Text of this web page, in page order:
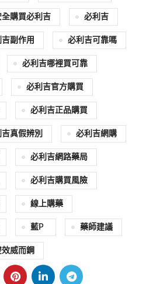
全購買必利吉 必利吉
副作用 必利吉可靠嗎
必利吉哪裡買可靠
必利吉官方購買
必利吉正品購買
真假辨別 必利吉網購
必利吉網路藥局
必利吉購買風險
線上購藥
藍p 藥師建議
效威而鋼